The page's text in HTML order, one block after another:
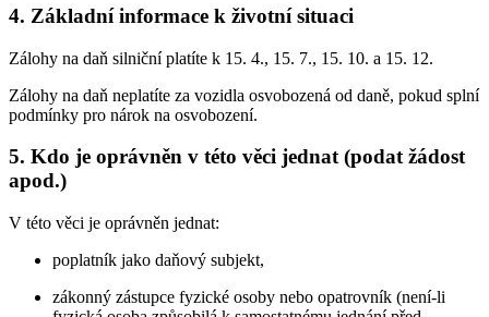
4. Základní informace k životní situaci
Zálohy na daň silniční platíte k 15. 4., 15. 7., 15. 10. a 15. 12.
Zálohy na daň neplatíte za vozidla osvobozená od daně, pokud splní
podmínky pro nárok na osvobození.
5. Kdo je oprávněn v této věci jednat (podat žádost
apod.)
V této věci je oprávněn jednat:
poplatník jako daňový subjekt,
zákonný zástupce fyzické osoby nebo opatrovník (není-li